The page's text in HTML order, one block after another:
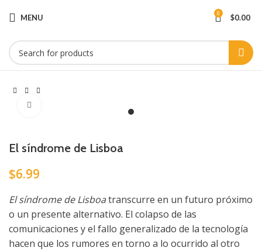
MENU 0 $0.00
El síndrome de Lisboa
$6.99
El síndrome de Lisboatranscurre en un futuro próximo
o un presente alternativo. El colapso de las
comunicaciones y el fallo generalizado de la tecnología
hacen que los rumores en torno a lo ocurrido al otro